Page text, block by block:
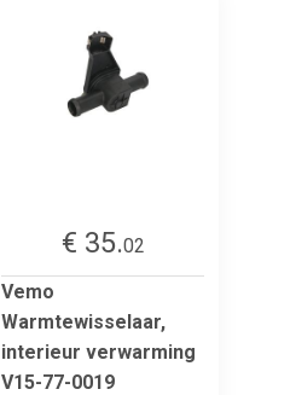
€ 35.02
Vemo
Warmtewisselaar,
interieur verwarming
V15-77-0019